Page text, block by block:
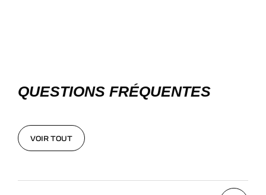
QUESTIONS FRÉQUENTES
VOIR TOUT